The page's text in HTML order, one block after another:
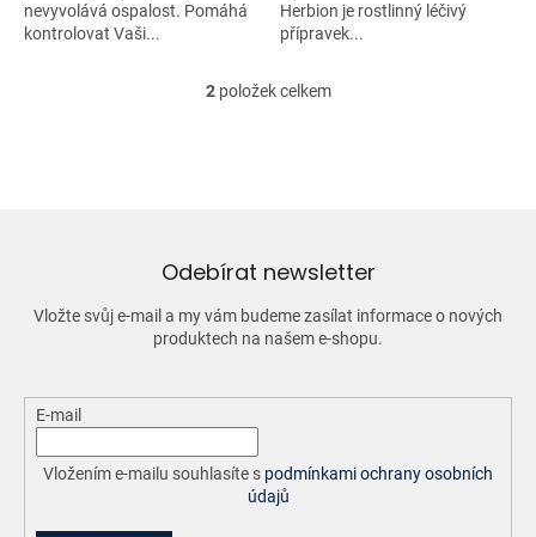
nevyvolává ospalost. Pomáhá
kontrolovat Vaši...
Herbion je rostlinný léčivý
přípravek...
O
í
p
r
v
k
v
i
s
u
2položek celkem
Odebírat newsletter
Vložte svůj e-mail a my vám budeme zasílat informace o nových
produktech na našem e-shopu.
E-mail
Vložením e-mailu souhlasíte s podmínkami ochrany osobních
údajů